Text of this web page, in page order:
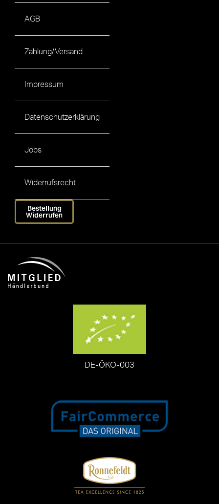
AGB
Zahlung/Versand
Impressum
Datenschutzerklärung
Jobs
Widerrufsrecht
Bestellung
Widerrufen
DE-ÖKO-003